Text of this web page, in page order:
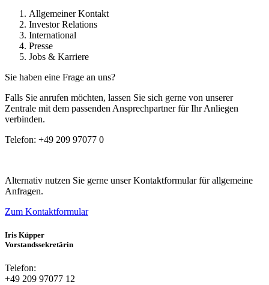
Allgemeiner Kontakt
Investor Relations
International
Presse
Jobs & Karriere
Sie haben eine Frage an uns?
Falls Sie anrufen möchten, lassen Sie sich gerne von unserer
Zentrale mit dem passenden Ansprechpartner für Ihr Anliegen
verbinden.
Telefon: +49 209 97077 0
Alternativ nutzen Sie gerne unser Kontaktformular für allgemeine
Anfragen.
Zum Kontaktformular
Iris Küpper
Vorstandssekretärin
Telefon:
+49 209 97077 12